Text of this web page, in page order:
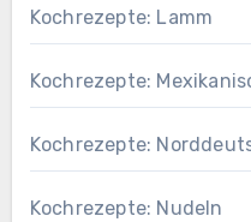
Kochrezepte: Lamm
Kochrezepte:
Kochrezepte:
Kochrezepte: Nudeln